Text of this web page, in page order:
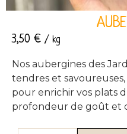
3,50 € / kg
Nos aubergines des
tendres et
pour enrichir vos plats
profondeur de goût et